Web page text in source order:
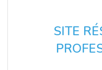
SITE